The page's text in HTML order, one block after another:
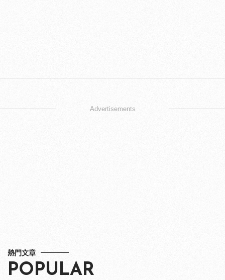
Advertisements
熱門文章
POPULAR